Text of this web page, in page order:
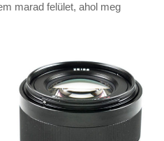
marad felület, ahol meg